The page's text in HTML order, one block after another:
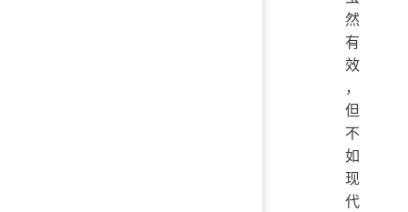
然
有
效
，
但
不
如
现
代